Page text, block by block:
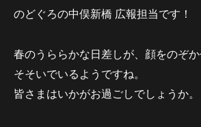
のどぐろの中俣新橋 広報担当です！
春のうららかな日差しが、顔をのぞ
そそいでいるようですね。
皆さまはいかがお過ごしでしょうか。